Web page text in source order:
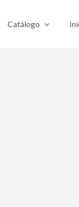
Catálogo